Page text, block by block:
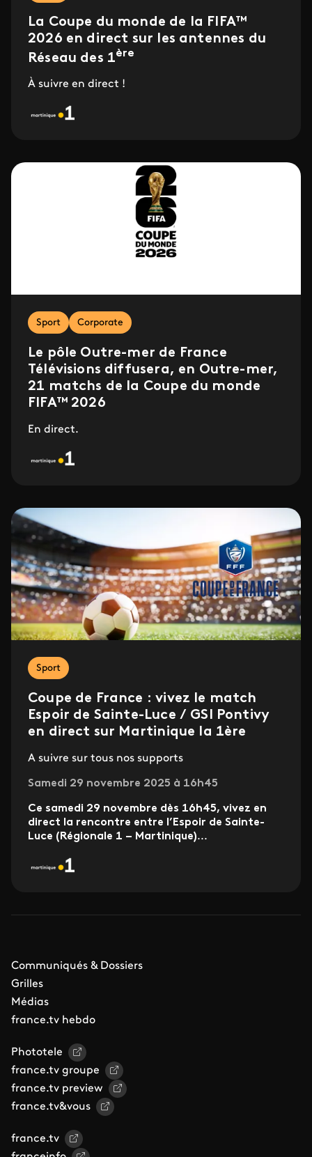
La Coupe du monde de la FIFA™
2026 en direct sur les antennes du
Réseau des 1ère
À suivre en direct !
Sport Corporate
Le pôle Outre-mer de France
Télévisions diffusera, en Outre-mer,
21 matchs de la Coupe du monde
FIFA™ 2026
En direct.
Sport
Coupe de France : vivez le match
Espoir de Sainte-Luce / GSI Pontivy
en direct sur Martinique la 1ère
A suivre sur tous nos supports
Samedi 29 novembre 2025 à 16h45
Ce samedi 29 novembre dès 16h45, vivez en
direct la rencontre entre l’Espoir de Sainte-
Luce (Régionale 1 – Martinique)...
Communiqués & Dossiers
Grilles
Médias
france.tv hebdo
Phototele
france.tv groupe
france.tv preview
france.tv&vous
france.tv